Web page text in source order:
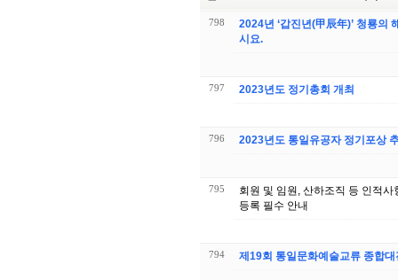
798
2024년 ‘갑진년(甲辰年)’ 청룡의
시요.
797 2023년도 정기총회 개최
796 2023년도 통일유공자 정기포상
795
회원 및 임원, 산하조직 등 인적사
등록 필수 안내
794 제19회 통일문화예술교류 종합대